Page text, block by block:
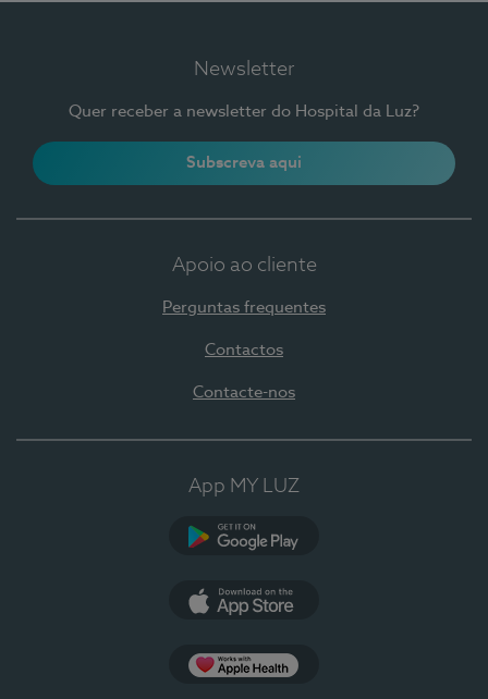
Newsletter
Quer receber a newsletter do Hospital da Luz?
Subscreva aqui
Apoio ao cliente
Perguntas frequentes
Contactos
Contacte-nos
App MY LUZ